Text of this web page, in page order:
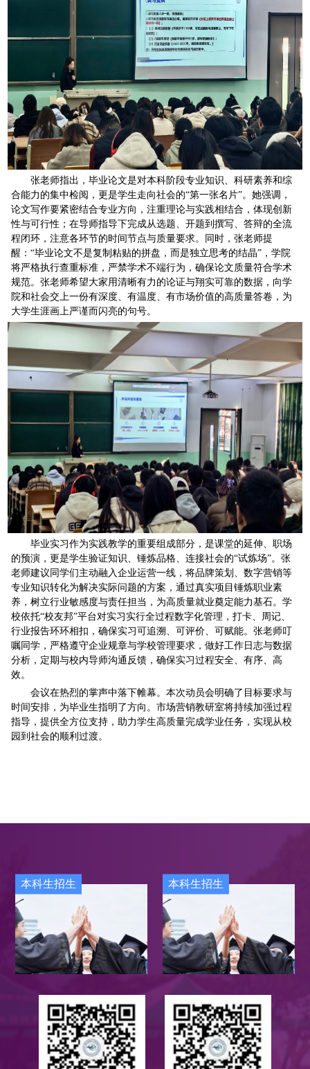
张老师指出，毕业论文是对本科阶段专业知识、科研素养和综
合能力的集中检阅，更是学生走向社会的“第一张名片”。她强调，
论文写作要紧密结合专业方向，注重理论与实践相结合，体现创新
性与可行性；在导师指导下完成从选题、开题到撰写、答辩的全流
程闭环，注意各环节的时间节点与质量要求。同时，张老师提
醒：“毕业论文不是复制粘贴的拼盘，而是独立思考的结晶”，学院
将严格执行查重标准，严禁学术不端行为，确保论文质量符合学术
规范。张老师希望大家用清晰有力的论证与翔实可靠的数据，向学
院和社会交上一份有深度、有温度、有市场价值的高质量答卷，为
大学生涯画上严谨而闪亮的句号。
毕业实习作为实践教学的重要组成部分，是课堂的延伸、职场
的预演，更是学生验证知识、锤炼品格、连接社会的“试炼场”。张
老师建议同学们主动融入企业运营一线，将品牌策划、数字营销等
专业知识转化为解决实际问题的方案，通过真实项目锤炼职业素
养，树立行业敏感度与责任担当，为高质量就业奠定能力基石。学
校依托“校友邦”平台对实习实行全过程数字化管理，打卡、周记、
行业报告环环相扣，确保实习可追溯、可评价、可赋能。张老师叮
嘱同学，严格遵守企业规章与学校管理要求，做好工作日志与数据
分析，定期与校内导师沟通反馈，确保实习过程安全、有序、高
效。
会议在热烈的掌声中落下帷幕。本次动员会明确了目标要求与
时间安排，为毕业生指明了方向。市场营销教研室将持续加强过程
指导，提供全方位支持，助力学生高质量完成学业任务，实现从校
园到社会的顺利过渡。
本科生招生 本科生招生